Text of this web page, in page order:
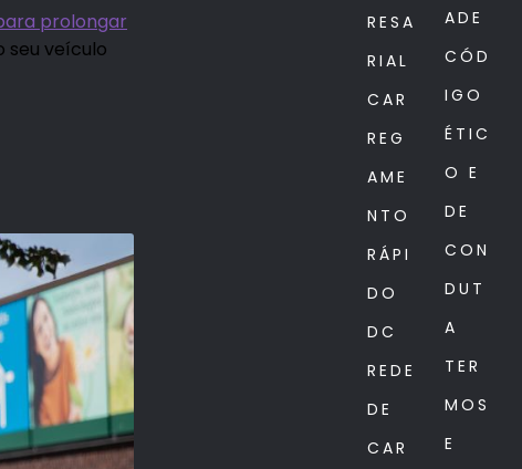
prolongar
seu veículo
RESA
RIAL
CAR
REG
AME
NTO
RÁPI
DO
DC
REDE
DE
CAR
ADE
CÓD
IGO
ÉTIC
O E
DE
CON
DUT
A
TER
MOS
E